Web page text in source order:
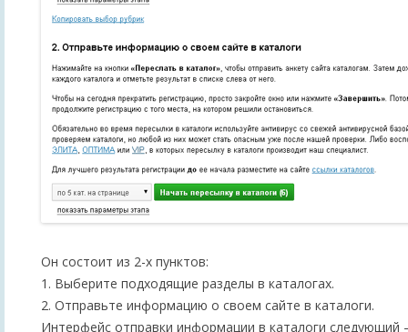
Он состоит из 2-х пунктов:
1. Выберите подходящие разделы в каталогах.
2. Отправьте информацию о своем сайте в каталоги.
Интерфейс отправки информации в каталоги следующий